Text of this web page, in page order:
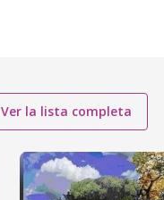
Ver la lista completa